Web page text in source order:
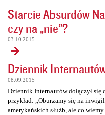
Starcie Absurdów
czy na „nie”?
03.10.2015
Dziennik
08.09.2015
Dziennik Internautów dołączył się
przykład: „Oburzamy się na
amerykańskich służb, ale co